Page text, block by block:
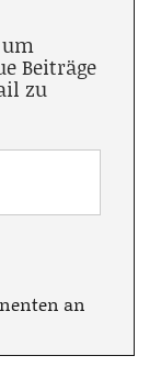
Beiträge
zu
an